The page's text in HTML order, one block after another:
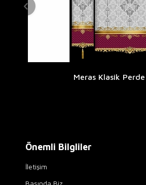
Meras Klasik
Önemli Bilgliler
İletişim
Basında Biz